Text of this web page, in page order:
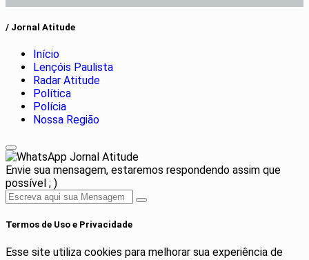
/ Jornal Atitude
Início
Lençóis Paulista
Radar Atitude
Política
Polícia
Nossa Região
Jornal Atitude
Envie sua mensagem, estaremos respondendo assim que
possível ; )
Termos de Uso e Privacidade
Esse site utiliza cookies para melhorar sua experiência de